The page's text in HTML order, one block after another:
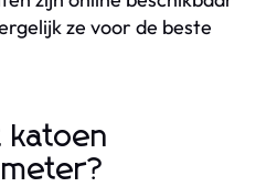
ze voor de beste
katoen